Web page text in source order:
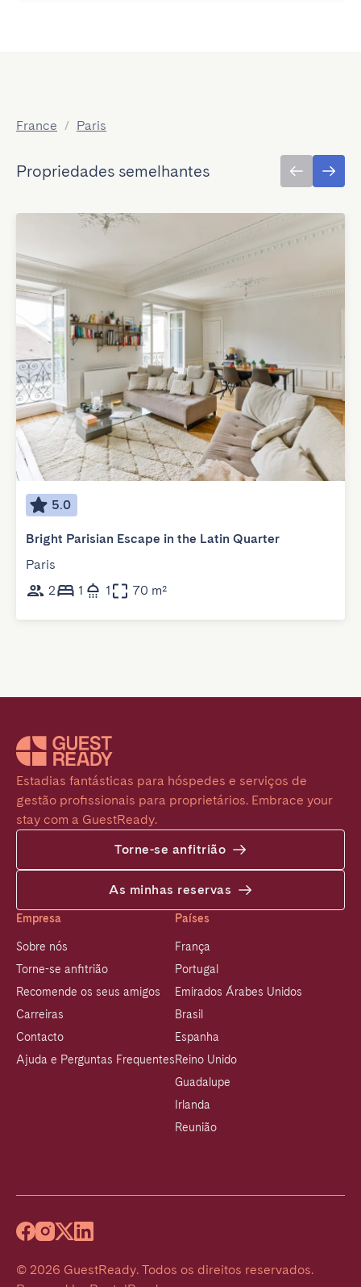
France / Paris
Propriedades semelhantes
5.0
Bright Parisian Escape in the Latin Quarter
Paris
2
1 1 70 m²
Estadias fantásticas para hóspedes e serviços de
gestão profissionais para proprietários. Embrace your
stay com a GuestReady.
Torne-se anfitrião
As minhas reservas
Empresa
Sobre nós
Torne-se anfitrião
Recomende os seus amigos
Carreiras
Contacto
Ajuda e Perguntas Frequentes
Países
França
Portugal
Emirados Árabes Unidos
Brasil
Espanha
Reino Unido
Guadalupe
Irlanda
Reunião
© 2026 GuestReady. Todos os direitos reservados.